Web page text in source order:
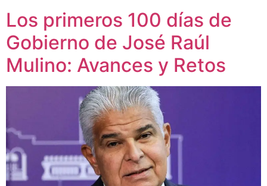
Los primeros 100 días de
Gobierno de José Raúl
Mulino: Avances y Retos